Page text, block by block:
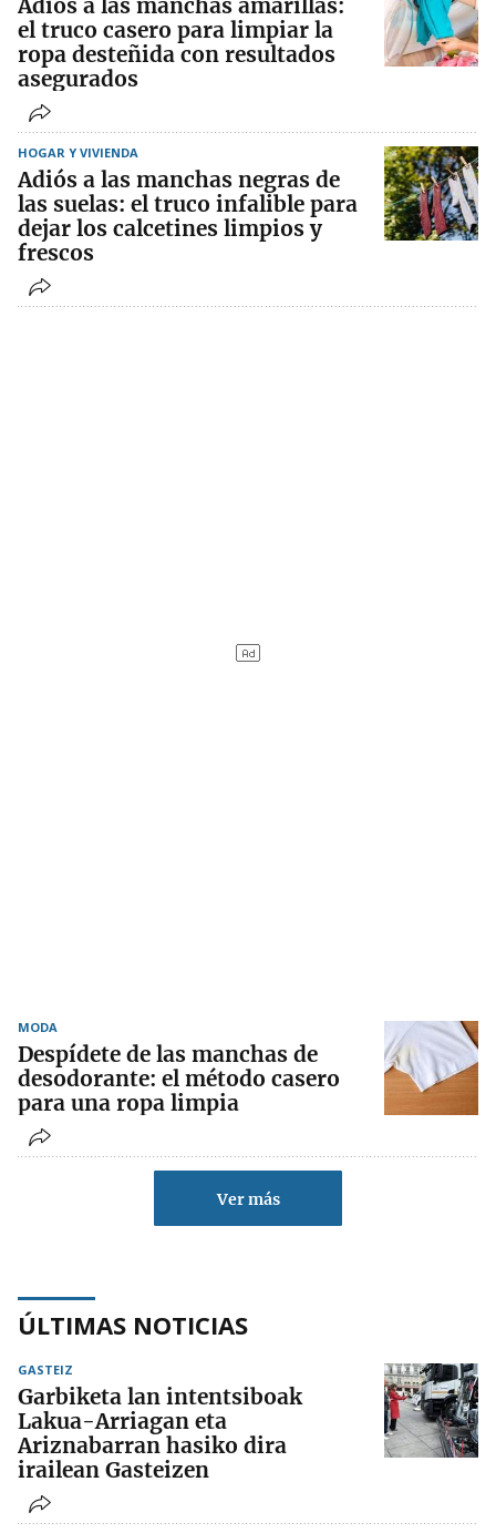
Adiós a las manchas amarillas:
el truco casero para limpiar la
ropa desteñida con resultados
asegurados
HOGAR Y VIVIENDA
Adiós a las manchas negras de
las suelas: el truco infalible para
dejar los calcetines limpios y
frescos
MODA
Despídete de las manchas de
desodorante: el método casero
para una ropa limpia
Ver más
ÚLTIMAS NOTICIAS
GASTEIZ
Garbiketa lan intentsiboak
Lakua-Arriagan eta
Ariznabarran hasiko dira
irailean Gasteizen